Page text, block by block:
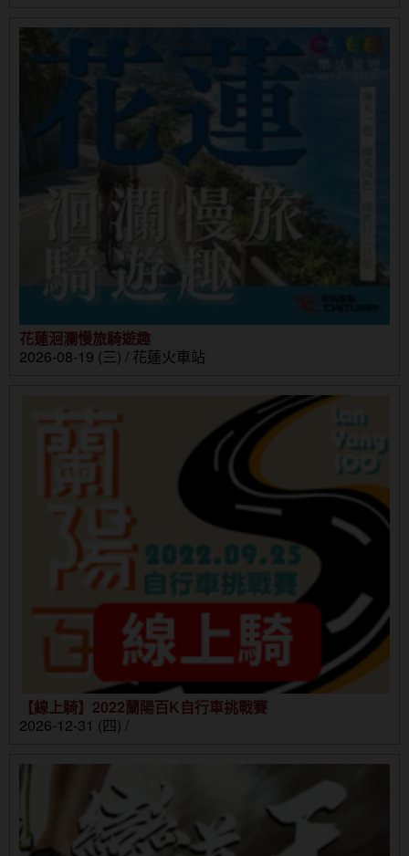
花蓮洄瀾慢旅騎遊趣
2026-08-19 (三) / 花蓮火車站
【線上騎】2022蘭陽百K自行車挑戰賽
2026-12-31 (四) /